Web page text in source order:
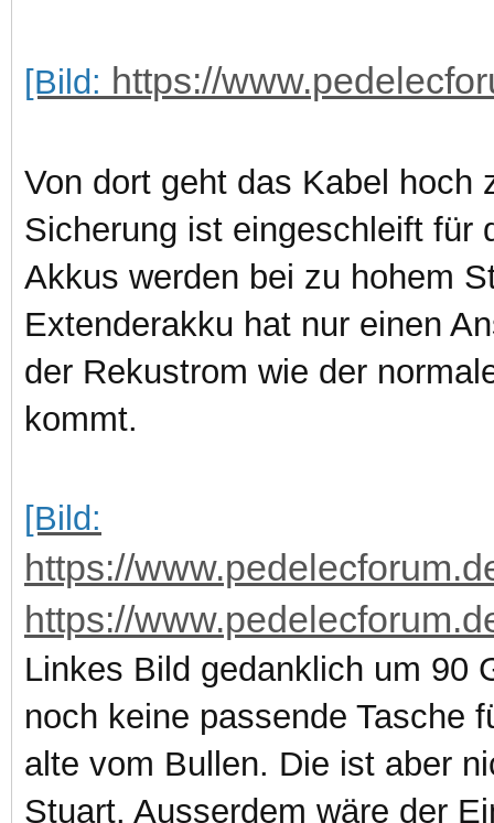
[Bild: https://
Von dort geht das Kabel hoch
Sicherung ist eingeschleift für
Akkus werden bei zu hohem
Extenderakku hat nur einen
der Rekustrom wie der
kommt.
[Bild:
https://
https://
Linkes Bild gedanklich um 90
noch keine passende Tasche
alte vom Bullen. Die ist aber
Stuart. Ausserdem wäre der